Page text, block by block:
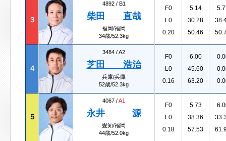
３
4892 / B1
柴田 直哉
福岡/福岡
34歳/52.3kg
F0
L0
0.20
5.14
30.28
50.46
４
3484 /A2
芝田 浩治
兵庫/兵庫
52歳/52.3kg
F0
L0
0.16
6.00
45.60
63.20
５
4067 /A1
永井 源
愛知/福岡
44歳/52.0kg
F0
L0
0.18
5.73
38.36
57.53